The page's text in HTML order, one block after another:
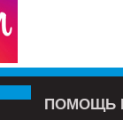
ПОМОЩЬ